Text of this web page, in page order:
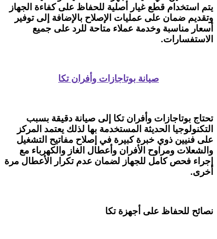
يتم استخدام قطع غيار أصلية للحفاظ على كفاءة الجهاز
وتقديم ضمان على عمليات الإصلاح بالإضافة إلى توفير
أسعار مناسبة وخدمة عملاء متاحة للرد على جميع
الاستفسارات.
صيانة بوتاجازات وأفران تكا
تحتاج بوتاجازات وأفران تكا إلى صيانة دقيقة بسبب
التكنولوجيا الحديثة المستخدمة بها لذلك يعتمد المركز
على فنيين ذوي خبرة كبيرة في إصلاح مفاتيح التشغيل
والشعلات ومراوح الأفران وأعطال الغاز والكهرباء مع
إجراء فحص كامل للجهاز لضمان عدم تكرار الأعطال مرة
أخرى.
نصائح للحفاظ على أجهزة تكا